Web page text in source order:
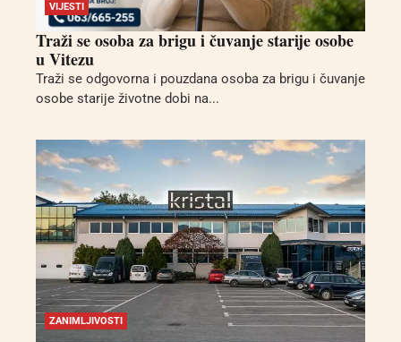
VIJESTI
Traži se osoba za brigu i čuvanje starije osobe
u Vitezu
Traži se odgovorna i pouzdana osoba za brigu i čuvanje
osobe starije životne dobi na...
ZANIMLJIVOSTI